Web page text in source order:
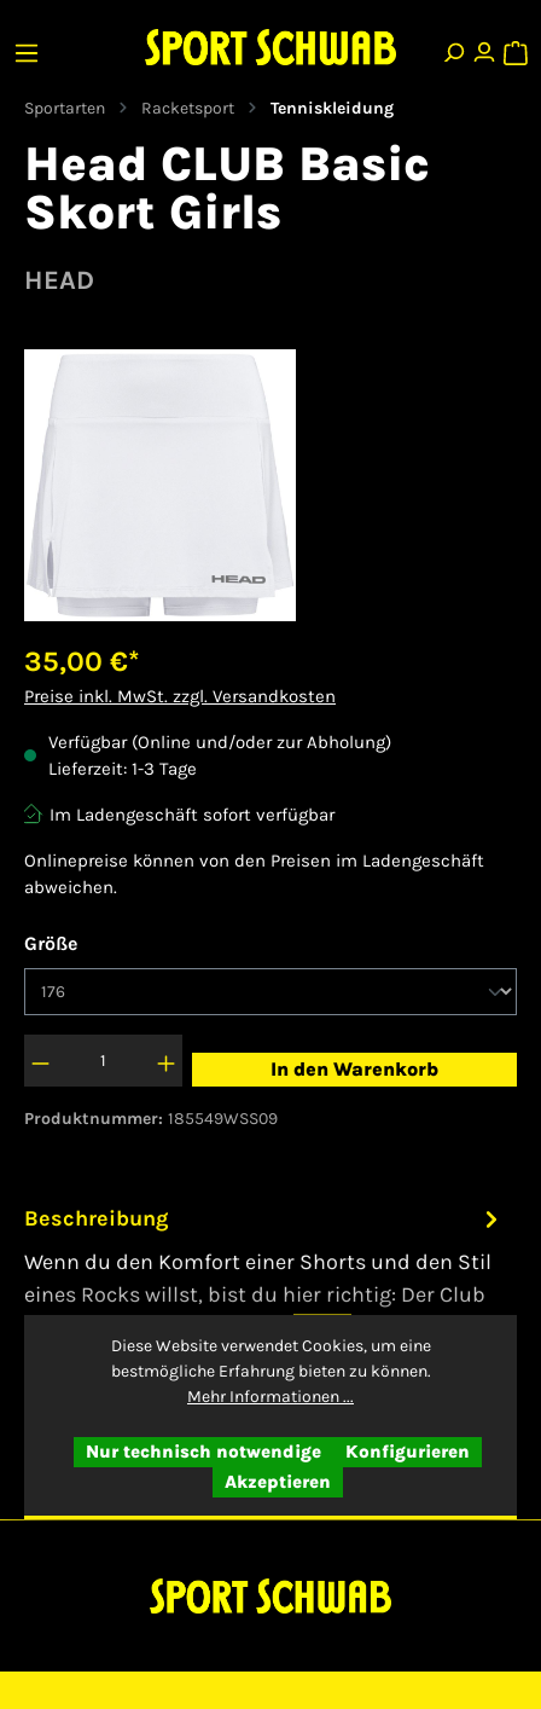
Sportarten Racketsport Tenniskleidung
Head CLUB Basic
Skort Girls
HEAD
Bildergalerie überspringen
35,00 €*
Preise inkl. MwSt. zzgl. Versandkosten
Verfügbar (Online und/oder zur Abholung)
Lieferzeit: 1-3 Tage
Im Ladengeschäft sofort verfügbar
Onlinepreise können von den Preisen im Ladengeschäft
abweichen.
Größeauswählen
In den Warenkorb
Produktnummer: 185549WSS09
Beschreibung
Wenn du den Komfort einer Shorts und den Stil
eines Rocks willst, bist du hier richtig: Der Club
Bewertungen
Diese Website verwendet Cookies, um eine
bestmögliche Erfahrung bieten zu können.
Mehr Informationen ...
Nur technisch notwendige
Konfigurieren
Akzeptieren